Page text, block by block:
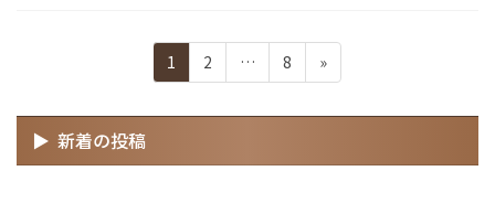
稿
の
ペ
ー
ジ
1
ペ
ー
ジ
2 …
ペ
ー
ジ
8 »
新着の投稿